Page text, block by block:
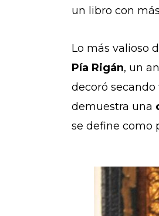
un libro con
Lo más valioso
Pía Rigán, un
decoró
demuestra una
se define como